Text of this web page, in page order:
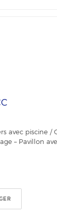
avec piscine
– Pavillon